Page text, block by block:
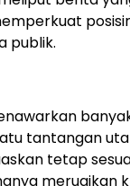
publik.
tantangan
tetap
merugikan